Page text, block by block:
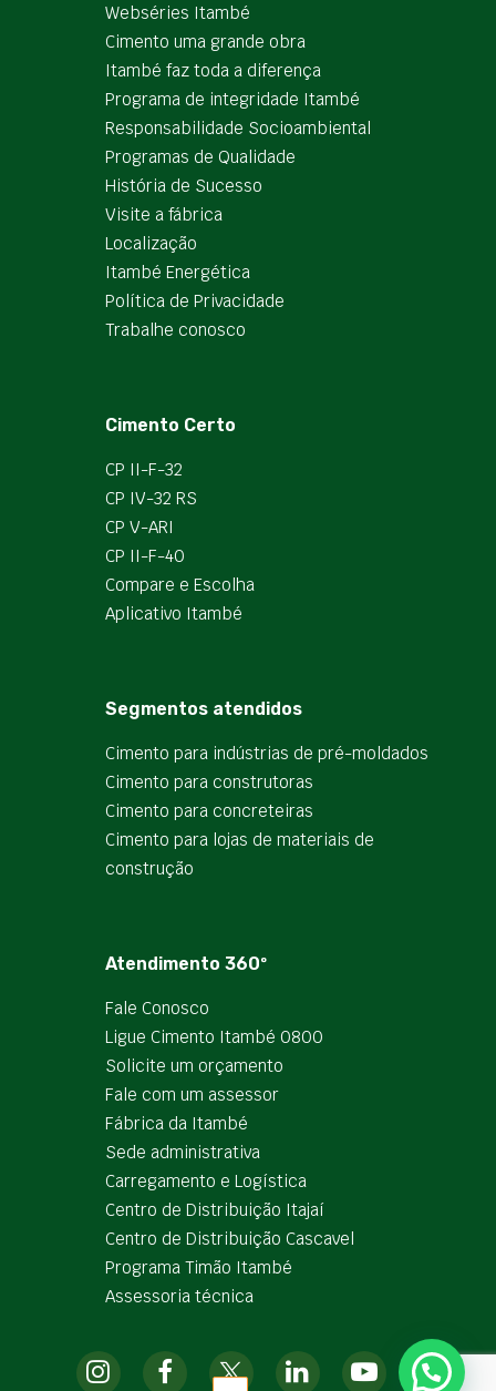
Webséries Itambé
Cimento uma grande obra
Itambé faz toda a diferença
Programa de integridade Itambé
Responsabilidade Socioambiental
Programas de Qualidade
História de Sucesso
Visite a fábrica
Localização
Itambé Energética
Política de Privacidade
Trabalhe conosco
Cimento Certo
CP II-F-32
CP IV-32 RS
CP V-ARI
CP II-F-40
Compare e Escolha
Aplicativo Itambé
Segmentos atendidos
Cimento para indústrias de pré-moldados
Cimento para construtoras
Cimento para concreteiras
Cimento para lojas de materiais de
construção
Atendimento 360º
Fale Conosco
Ligue Cimento Itambé 0800
Solicite um orçamento
Fale com um assessor
Fábrica da Itambé
Sede administrativa
Carregamento e Logística
Centro de Distribuição Itajaí
Centro de Distribuição Cascavel
Programa Timão Itambé
Assessoria técnica